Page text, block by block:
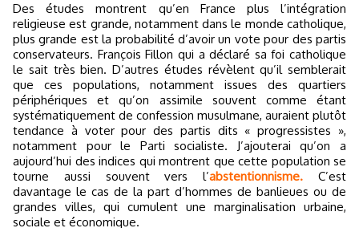
Des études montrent qu’en France plus l’intégration
religieuse est grande, notamment dans le monde catholique,
plus grande est la probabilité d’avoir un vote pour des partis
conservateurs. François Fillon qui a déclaré sa foi catholique
le sait très bien. D’autres études révèlent qu’il semblerait
que ces populations, notamment issues des quartiers
périphériques et qu’on assimile souvent comme étant
systématiquement de confession musulmane, auraient plutôt
tendance à voter pour des partis dits « progressistes »,
notamment pour le Parti socialiste. J’ajouterai qu’on a
aujourd’hui des indices qui montrent que cette population se
tourne aussi souvent vers l’abstentionnisme. C’est
davantage le cas de la part d’hommes de banlieues ou de
grandes villes, qui cumulent une marginalisation urbaine,
sociale et économique.